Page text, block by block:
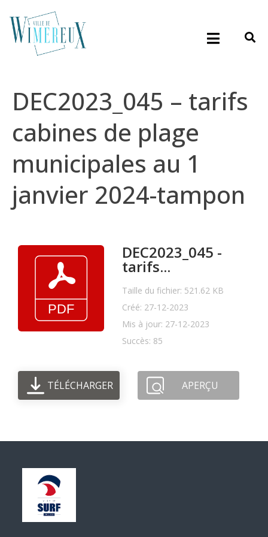
DEC2023_045 – tarifs
cabines de plage
municipales au 1
janvier 2024-tampon
DEC2023_045 -
tarifs...
Taille du fichier: 521.62 KB
Créé: 27-12-2023
Mis à jour: 27-12-2023
Succès: 85
TÉLÉCHARGER APERÇU